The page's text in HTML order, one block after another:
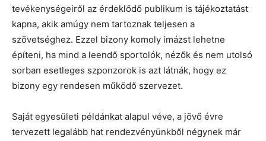
tevékenységeiről az érdeklődő publikum is tájékoztatást
kapna, akik amúgy nem tartoznak teljesen a
szövetséghez. Ezzel bizony komoly imázst lehetne
építeni, ha mind a leendő sportolók, nézők és nem utolsó
sorban esetleges szponzorok is azt látnák, hogy ez
bizony egy rendesen működő szervezet.
Saját egyesületi példánkat alapul véve, a jövő évre
tervezett legalább hat rendezvényünkből négynek már